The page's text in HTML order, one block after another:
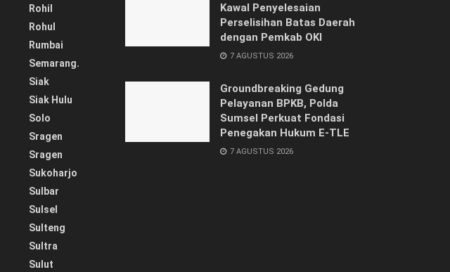
Rohil
Rohul
Rumbai
Semarang.
Siak
Siak Hulu
Solo
Sragen
Sragen
Sukoharjo
Sulbar
Sulsel
Sulteng
Sultra
Sulut
Kawal Penyelesaian
Perselisihan Batas Daerah
dengan Pemkab OKI
7 AGUSTUS 2026
Groundbreaking Gedung
Pelayanan BPKB, Polda
Sumsel Perkuat Fondasi
Penegakan Hukum E-TLE
7 AGUSTUS 2026